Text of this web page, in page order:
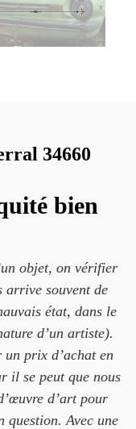
34660
bien
objet, on vérifier
souvent de
état, dans le
d’un artiste).
un prix d’achat en
il se peut que nous
d’art pour
question. Avec une